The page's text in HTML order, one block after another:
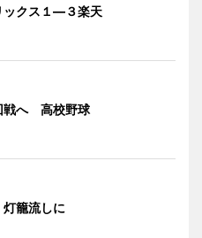
ックス１―３楽天
戦へ 高校野球
籠流しに